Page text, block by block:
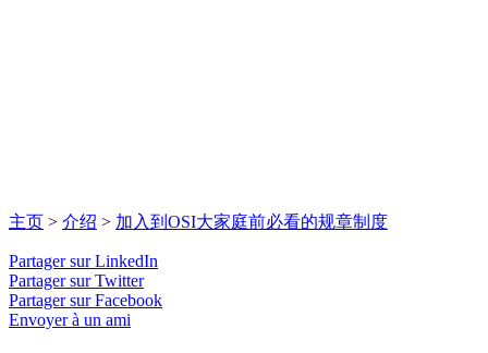
主页 > 介绍 > 加入到OSI大家庭前必看的规章制度
Partager sur LinkedIn
Partager sur Twitter
Partager sur Facebook
Envoyer à un ami